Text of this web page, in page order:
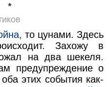
*
то цунами. Здесь
Захожу в
на два шекеля.
предупреждение о
этих события как-